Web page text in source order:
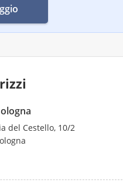
del Cestello, 10/2